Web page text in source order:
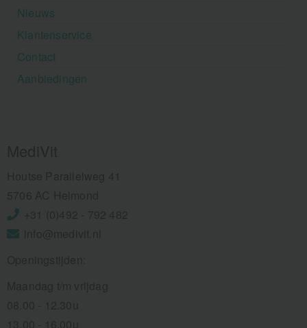
Nieuws
Klantenservice
Contact
Aanbiedingen